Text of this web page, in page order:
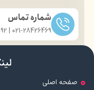
شماره تماس
021-28426469 | 031-33686592
صفحه اصلی